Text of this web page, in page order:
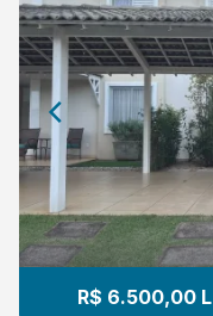
R$ 6.500,00 L